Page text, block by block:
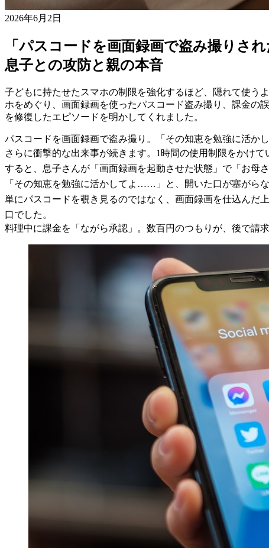
2026年6月2日
「パスコードを画面録画で盗み撮りさ
息子との攻防と親の本音
子どもに持たせたスマホの制限を強化するほど、隠れて使
ホをめぐり、画面録画を使ったパスコード盗み撮り、課金の
を修復したエピソードを明かしてくれました。
パスコードを画面録画で盗み撮り。「その知恵を勉強に活か
さらに衝撃的な出来事が続きます。1時間の使用制限をかけ
すると、息子さんが「画面録画を起動させた状態」で「お母
「その知恵を勉強に活かしてよ……」と、開いた口が塞がらな
単にパスコードを覗き見るのではなく、画面録画を仕込んだ
口でした。
料理中に課金を「ながら承認」。数百円のつもりが、後で請